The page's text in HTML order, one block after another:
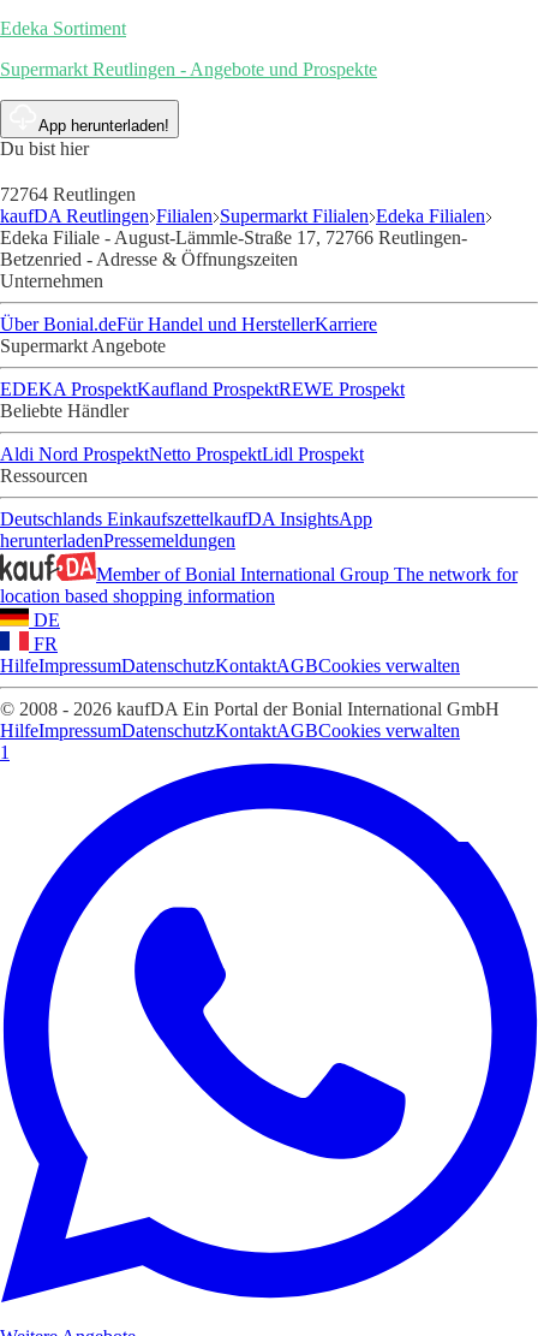
Edeka Sortiment
Supermarkt Reutlingen - Angebote und Prospekte
App herunterladen!
Du bist hier
72764 Reutlingen
kaufDA Reutlingen Filialen Supermarkt Filialen Edeka Filialen
Edeka Filiale - August-Lämmle-Straße 17, 72766 Reutlingen-
Betzenried - Adresse & Öffnungszeiten
Unternehmen
Über Bonial.deFür Handel und HerstellerKarriere
Supermarkt Angebote
EDEKA ProspektKaufland ProspektREWE Prospekt
Beliebte Händler
Aldi Nord ProspektNetto ProspektLidl Prospekt
Ressourcen
Deutschlands EinkaufszettelkaufDA InsightsApp
herunterladenPressemeldungen
Member of Bonial International Group The network for
location based shopping information
DE
FR
HilfeImpressumDatenschutzKontaktAGBCookies verwalten
© 2008 - 2026 kaufDA Ein Portal der Bonial International GmbH
HilfeImpressumDatenschutzKontaktAGBCookies verwalten
1